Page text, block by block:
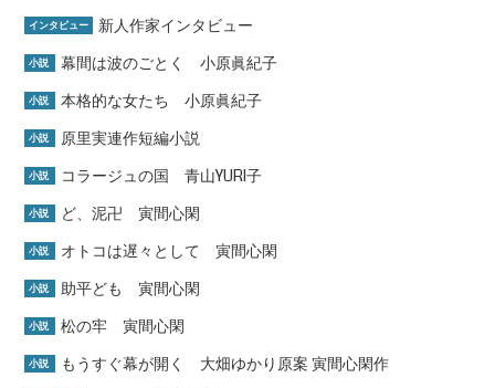
インタビュー 新人作家インタビュー
小説 幕間は波のごとく 小原眞紀子
小説 本格的な女たち 小原眞紀子
小説 原里実連作短編小説
小説 コラージュの国 青山YURI子
小説 ど、泥卍 寅間心閑
小説 オトコは遅々として 寅間心閑
小説 助平ども 寅間心閑
小説 松の牢 寅間心閑
小説 もうすぐ幕が開く 大畑ゆかり原案 寅間心閑作